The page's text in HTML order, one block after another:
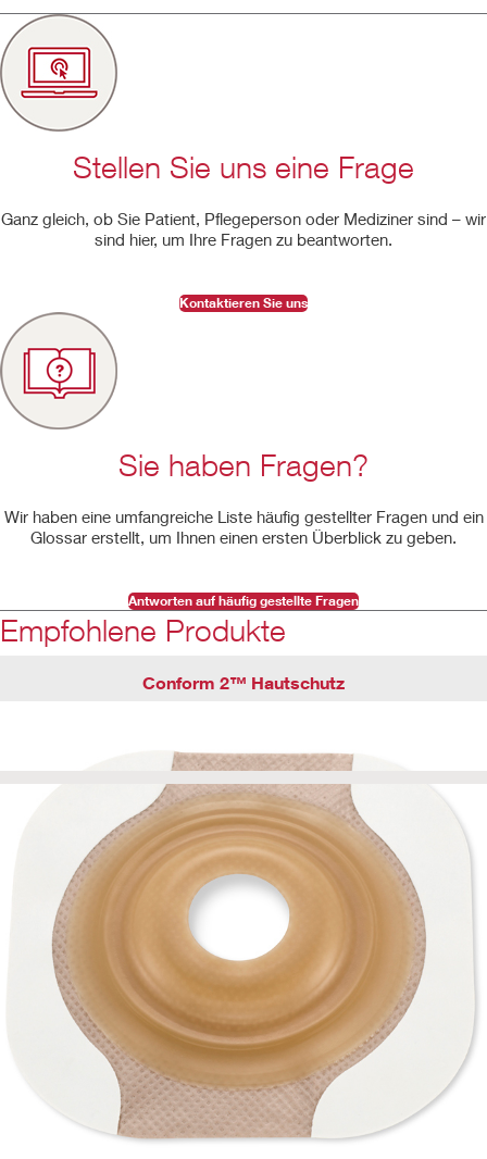
Stellen Sie uns eine Frage
Ganz gleich, ob Sie Patient, Pflegeperson oder Mediziner sind – wir
sind hier, um Ihre Fragen zu beantworten.
Kontaktieren Sie uns
Sie haben Fragen?
Wir haben eine umfangreiche Liste häufig gestellter Fragen und ein
Glossar erstellt, um Ihnen einen ersten Überblick zu geben.
Antworten auf häufig gestellte Fragen
Empfohlene Produkte
Conform 2™ Hautschutz